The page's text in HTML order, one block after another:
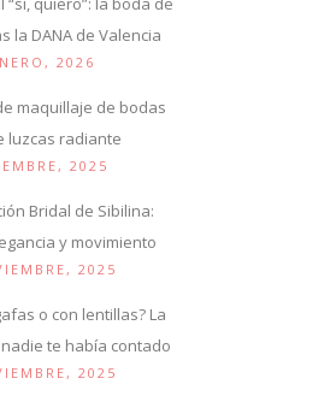
la DANA de Valencia
2026
maquillaje de bodas
luzcas radiante
2025
Bridal de Sibilina:
y movimiento
2025
o con lentillas? La
te había contado
2025